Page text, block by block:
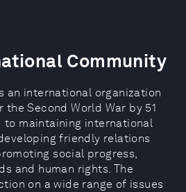
Community
an international organization
Second World War by 51
maintaining international
friendly relations
social progress,
and human rights. The
on a wide range of issues